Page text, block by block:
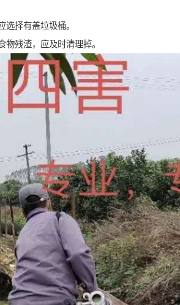
择有盖垃圾桶。
残渣，应及时清理掉。